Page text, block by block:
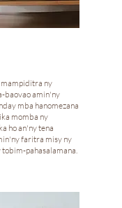
ny
baovao amin'ny
mba hanomezana
momba ny
ho an'ny tena
faritra misy ny
pahasalamana.